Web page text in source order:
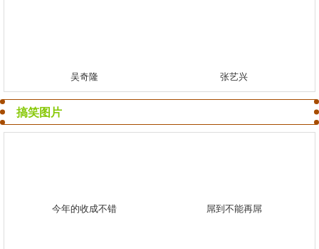
吴奇隆 张艺兴
搞笑图片
今年的收成不错 屌到不能再屌